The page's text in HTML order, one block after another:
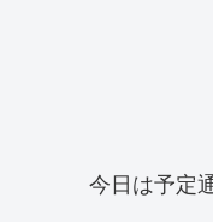
今日は予定